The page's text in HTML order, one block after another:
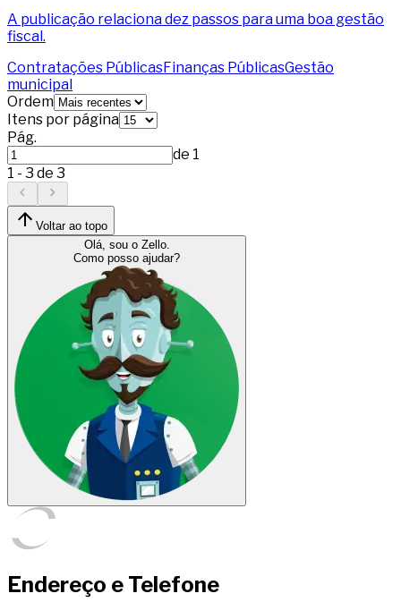
A publicação relaciona dez passos para uma boa gestão
fiscal.
Contratações PúblicasFinanças PúblicasGestão
municipal
Ordem
Itens por página
Pág.
de 1
1 - 3 de 3
Voltar ao topo
Olá, sou o Zello.
Como posso ajudar?
Endereço e Telefone